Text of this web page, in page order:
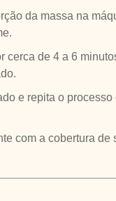
da massa na
cerca de 4 a 6
e repita o processo
com a cobertura de